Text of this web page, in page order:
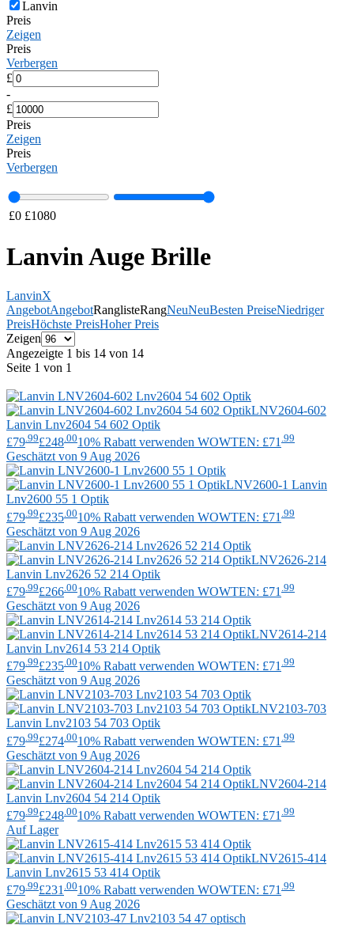
Lanvin
Preis
Zeigen
Preis
Verbergen
£
-
£
Preis
Zeigen
Preis
Verbergen
£0 £1080
Lanvin Auge Brille
LanvinX
AngebotAngebotRanglisteRangNeuNeuBesten PreiseNiedriger
PreisHöchste PreisHoher Preis
Zeigen
Angezeigte 1 bis 14 von 14
Seite 1 von 1
LNV2604-602
Lanvin Lnv2604 54 602 Optik
£79 .99£248 .0010% Rabatt verwenden WOWTEN: £71 .99
Geschätzt von 9 Aug 2026
LNV2600-1 Lanvin
Lnv2600 55 1 Optik
£79 .99£235 .0010% Rabatt verwenden WOWTEN: £71 .99
Geschätzt von 9 Aug 2026
LNV2626-214
Lanvin Lnv2626 52 214 Optik
£79 .99£266 .0010% Rabatt verwenden WOWTEN: £71 .99
Geschätzt von 9 Aug 2026
LNV2614-214
Lanvin Lnv2614 53 214 Optik
£79 .99£235 .0010% Rabatt verwenden WOWTEN: £71 .99
Geschätzt von 9 Aug 2026
LNV2103-703
Lanvin Lnv2103 54 703 Optik
£79 .99£274 .0010% Rabatt verwenden WOWTEN: £71 .99
Geschätzt von 9 Aug 2026
LNV2604-214
Lanvin Lnv2604 54 214 Optik
£79 .99£248 .0010% Rabatt verwenden WOWTEN: £71 .99
Auf Lager
LNV2615-414
Lanvin Lnv2615 53 414 Optik
£79 .99£231 .0010% Rabatt verwenden WOWTEN: £71 .99
Geschätzt von 9 Aug 2026